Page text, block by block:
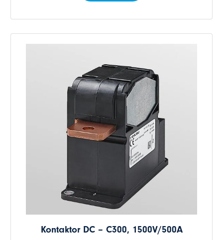
Kontaktor DC – C300, 1500V/500A